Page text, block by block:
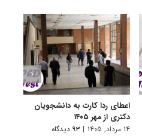
اعطای ردا کارت به دانشجویان
دکتری از مهر ۱۴۰۵
۱۴ مرداد, ۱۴۰۵ | ۹۳ دیدگاه